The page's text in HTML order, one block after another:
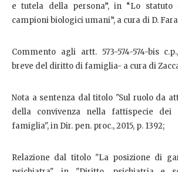
e tutela della persona”, in “Lo statuto
campioni biologici umani”, a cura di D.
Commento agli artt. 573-574-574-bis
breve del diritto di famiglia- a cura di
Nota a sentenza dal titolo "Sul ruolo da
della convivenza nella fattispecie dei
famiglia", in Dir. pen. proc., 2015, p. 1392;
Relazione dal titolo "La posizione di